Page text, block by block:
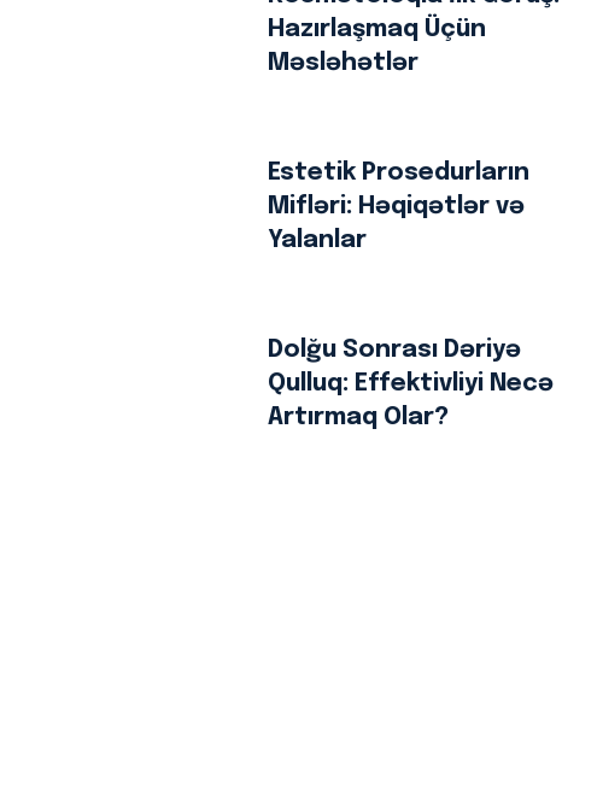
Hazırlaşmaq Üçün
Məsləhətlər
Estetik Prosedurların
Mifləri: Həqiqətlər və
Yalanlar
Dolğu Sonrası Dəriyə
Qulluq: Effektivliyi Necə
Artırmaq Olar?